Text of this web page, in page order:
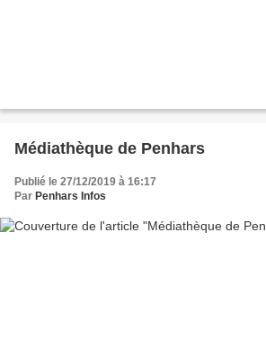
Médiathèque de Penhars
Publié le 27/12/2019 à 16:17
Par Penhars Infos